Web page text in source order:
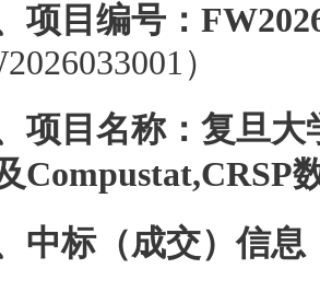
项目编号：
）
项目名称：复旦大
Compustat,CRSP
中标（成交）信息